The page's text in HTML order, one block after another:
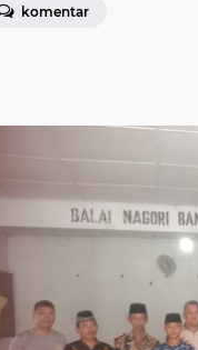
komentar